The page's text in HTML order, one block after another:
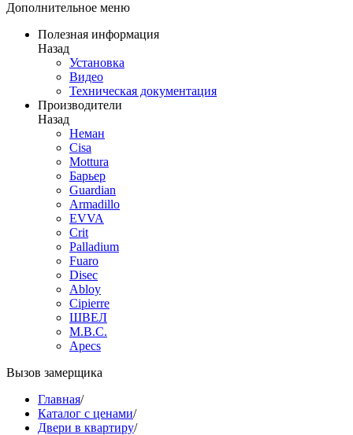
Дополнительное меню
Полезная информация
Назад
Установка
Видео
Техническая документация
Производители
Назад
Неман
Cisa
Mottura
Барьер
Guardian
Armadillo
EVVA
Crit
Palladium
Fuaro
Disec
Abloy
Cipierre
ШВЕЛ
M.B.C.
Apecs
Вызов замерщика
Главная/
Каталог с ценами/
Двери в квартиру/